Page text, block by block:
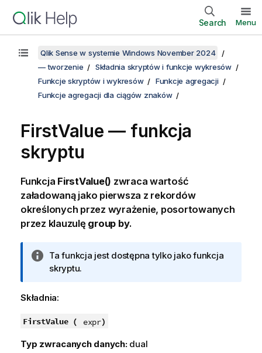
Search Menu
Qlik Sense w systemie Windows November 2024
— tworzenie
Składnia skryptów i funkcje wykresów
Funkcje skryptów i wykresów
Funkcje agregacji
Funkcje agregacji dla ciągów znaków
FirstValue — funkcja
skryptu
Funkcja FirstValue() zwraca wartość
załadowaną jako pierwsza z rekordów
określonych przez wyrażenie, posortowanych
przez klauzulę group by.
I
n
o
m
c
Ta funkcja jest dostępna tylko jako funkcja
skryptu.
Składnia:
FirstValue ( expr)
Typ zwracanych danych: dual